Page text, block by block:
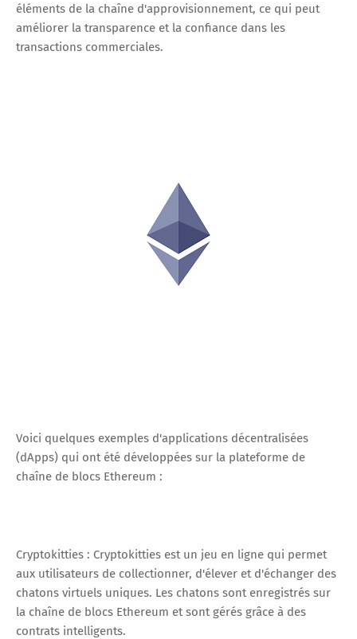
éléments de la chaîne d'approvisionnement, ce qui peut
améliorer la transparence et la confiance dans les
transactions commerciales.
Voici quelques exemples d'applications décentralisées
(dApps) qui ont été développées sur la plateforme de
chaîne de blocs Ethereum :
Cryptokitties : Cryptokitties est un jeu en ligne qui permet
aux utilisateurs de collectionner, d'élever et d'échanger des
chatons virtuels uniques. Les chatons sont enregistrés sur
la chaîne de blocs Ethereum et sont gérés grâce à des
contrats intelligents.